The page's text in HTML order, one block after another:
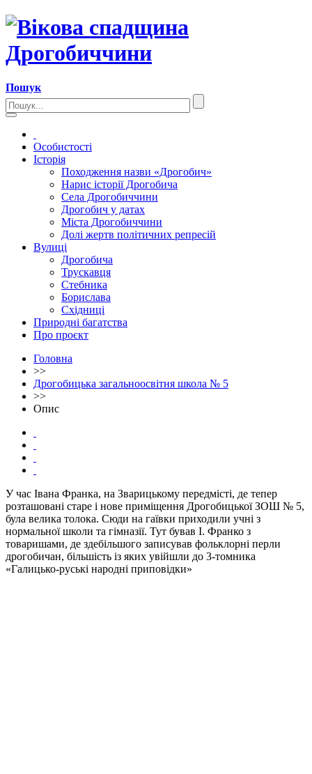
Пошук
Особистості
Історія
Походження назви «Дрогобич»
Нарис історії Дрогобича
Села Дрогобиччини
Дрогобич у датах
Міста Дрогобиччини
Долі жертв політичних репресій
Вулиці
Дрогобича
Трускавця
Стебника
Борислава
Східниці
Природні багатства
Про проєкт
Головна
>>
Дрогобицька загальноосвітня школа № 5
>>
Опис
У час Івана Франка, на Зварицькому передмісті, де тепер
розташовані старе і нове приміщення Дрогобицької ЗОШ № 5,
була велика толока. Сюди на гаївки приходили учні з
нормальної школи та гімназії. Тут бував І. Франко з
товаришами, де здебільшого записував фольклорні перли
дрогобичан, більшість із яких увійшли до 3-томника
«Галицько-руські народні приповідки»